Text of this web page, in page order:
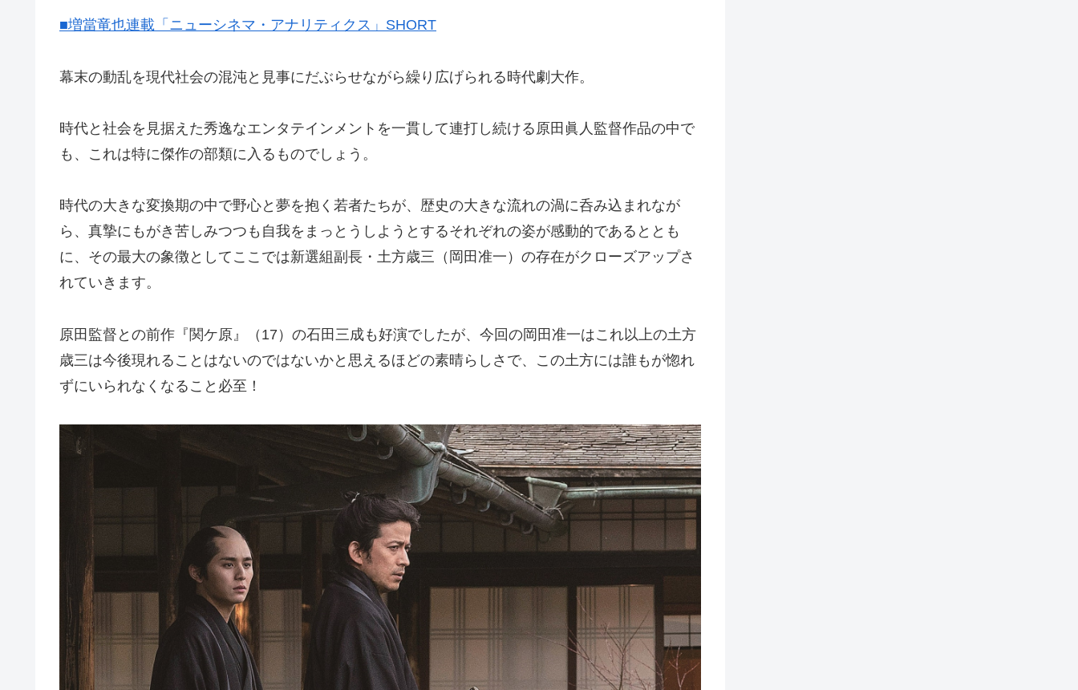
■増當竜也連載「ニューシネマ・アナリティクス」SHORT
幕末の動乱を現代社会の混沌と見事にだぶらせながら繰り広げられる時代劇大作。
時代と社会を見据えた秀逸なエンタテインメントを一貫して連打し続ける原田眞人監督作品の中で
も、これは特に傑作の部類に入るものでしょう。
時代の大きな変換期の中で野心と夢を抱く若者たちが、歴史の大きな流れの渦に呑み込まれなが
ら、真摯にもがき苦しみつつも自我をまっとうしようとするそれぞれの姿が感動的であるととも
に、その最大の象徴としてここでは新選組副長・土方歳三（岡田准一）の存在がクローズアップさ
れていきます。
原田監督との前作『関ケ原』（17）の石田三成も好演でしたが、今回の岡田准一はこれ以上の土方
歳三は今後現れることはないのではないかと思えるほどの素晴らしさで、この土方には誰もが惚れ
ずにいられなくなること必至！